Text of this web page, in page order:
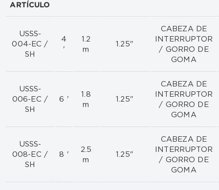
ARTÍCULO
USSS-
004-EC /
SH
4
'
1.2
m
1.25"
CABEZA DE
INTERRUPTOR
/ GORRO DE
GOMA
USSS-
006-EC /
SH
6 '
1.8
m
1.25"
CABEZA DE
INTERRUPTOR
/ GORRO DE
GOMA
USSS-
008-EC /
SH
8 '
2.5
m
1.25"
CABEZA DE
INTERRUPTOR
/ GORRO DE
GOMA